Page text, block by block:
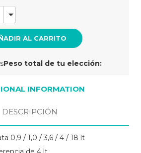
Peso total de tu elección:
INFORMATION
DESCRIPCIÓN
0,9 / 1,0 / 3,6 / 4 / 18 lt